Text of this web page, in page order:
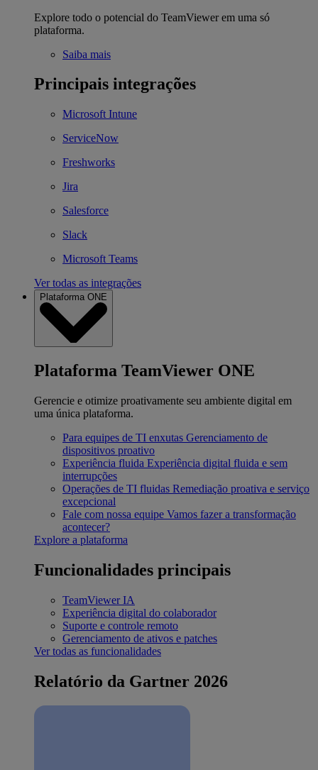
Explore todo o potencial do TeamViewer em uma só
plataforma.
Saiba mais
Principais integrações
Microsoft Intune
ServiceNow
Freshworks
Jira
Salesforce
Slack
Microsoft Teams
Ver todas as integrações
Plataforma ONE
Plataforma TeamViewer ONE
Gerencie e otimize proativamente seu ambiente digital em
uma única plataforma.
Para equipes de TI enxutas Gerenciamento de
dispositivos proativo
Experiência fluida Experiência digital fluida e sem
interrupções
Operações de TI fluidas Remediação proativa e serviço
excepcional
Fale com nossa equipe Vamos fazer a transformação
acontecer?
Explore a plataforma
Funcionalidades principais
TeamViewer IA
Experiência digital do colaborador
Suporte e controle remoto
Gerenciamento de ativos e patches
Ver todas as funcionalidades
Relatório da Gartner 2026